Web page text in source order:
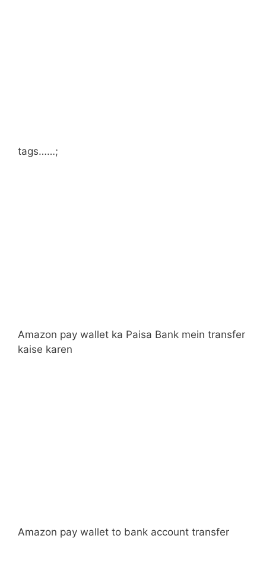
tags……;
Amazon pay wallet ka Paisa Bank mein transfer
kaise karen
Amazon pay wallet to bank account transfer